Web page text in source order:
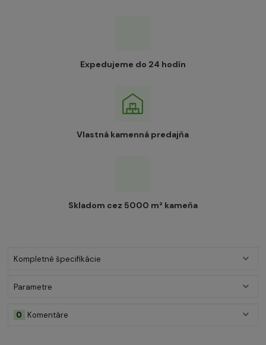
Expedujeme do 24 hodín
Vlastná kamenná predajňa
Skladom cez 5000 m² kameňa
Kompletné špecifikácie
Parametre
Komentáre
0